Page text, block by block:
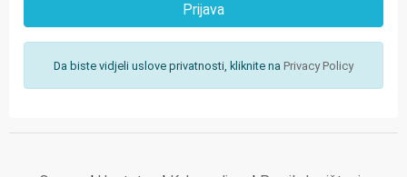
Prijava
Da biste vidjeli uslove privatnosti, kliknite na Privacy Policy